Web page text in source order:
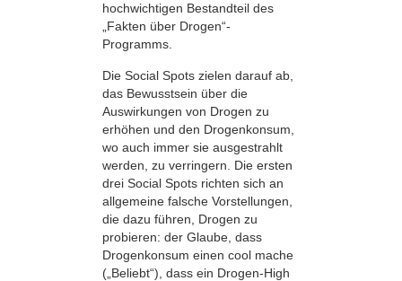
hochwichtigen Bestandteil des
„Fakten über Drogen“-
Programms.
Die Social Spots zielen darauf ab,
das Bewusstsein über die
Auswirkungen von Drogen zu
erhöhen und den Drogenkonsum,
wo auch immer sie ausgestrahlt
werden, zu verringern. Die ersten
drei Social Spots richten sich an
allgemeine falsche Vorstellungen,
die dazu führen, Drogen zu
probieren: der Glaube, dass
Drogenkonsum einen cool mache
(„Beliebt“), dass ein Drogen-High